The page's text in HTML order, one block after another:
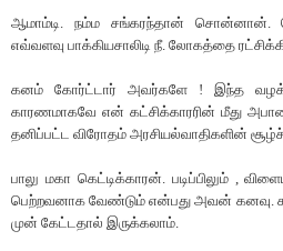
ஆமாம்டி. நம்ம சங்கரந்தான் சொன்னான்.
எவ்வளவு பாக்கியசாலிடி நீ. லோகத்தை
கனம் கோர்ட்டார் அவர்களே ! இந்த வழக்கு
காரணமாகவே என் கட்சிக்காரரின் மீது
தனிப்பட்ட விரோதம் அரசியல்வாதிகளின்
பாலு மகா கெட்டிக்காரன். படிப்பிலும் ,
பெற்றவனாக வேண்டும் என்பது அவன் கனவு.
முன் கேட்டதால் இருக்கலாம்.